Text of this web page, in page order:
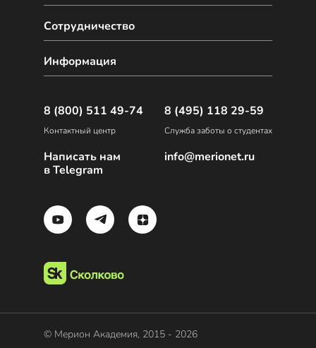
Сотрудничество
Информация
8 (800) 511 49-74
Контактный центр
Написать нам
в Telegram
8 (495) 118 29-59
Служба заботы о студентах
info@merionet.ru
© Мерион Академия, 2015 - 2026